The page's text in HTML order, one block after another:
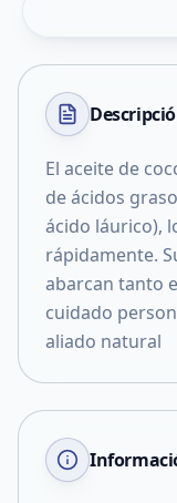
El aceite de
de ácidos
ácido láurico),
rápidamente.
abarcan tanto
cuidado
aliado natural